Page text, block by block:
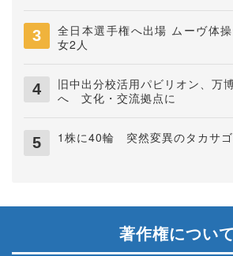
全日本選手権へ出場 ムーヴ体
女2人
旧中出分校活用パビリオン、万
へ 文化・交流拠点に
1株に40輪 突然変異のタカサゴ
著作権について